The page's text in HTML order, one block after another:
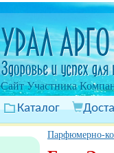
Cайт Участника
Каталог
Парфюмерно-